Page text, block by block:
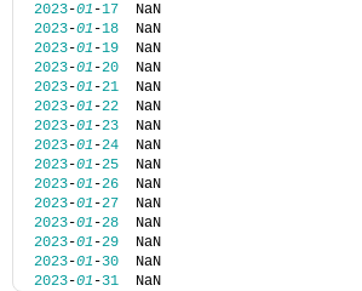
2023-01 -17
  NaN
2023-01 -18
  NaN
2023-01 -19
  NaN
2023-01 -20
  NaN
2023-01 -21
  NaN
2023-01 -22
  NaN
2023-01 -23
  NaN
2023-01 -24
  NaN
2023-01 -25
  NaN
2023-01 -26
  NaN
2023-01 -27
  NaN
2023-01 -28
  NaN
2023-01 -29
  NaN
2023-01 -30
  NaN
2023-01 -31
  NaN